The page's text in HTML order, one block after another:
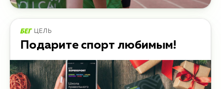
ЦЕЛЬ
Подарите спорт любимым!